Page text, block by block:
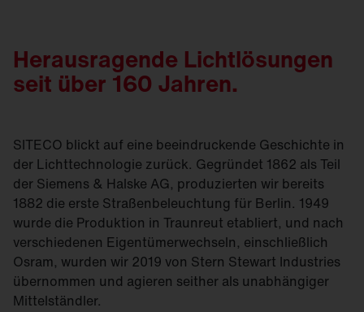
Herausragende Lichtlösungen
seit über 160 Jahren.
SITECO blickt auf eine beeindruckende Geschichte in
der Lichttechnologie zurück. Gegründet 1862 als Teil
der Siemens & Halske AG, produzierten wir bereits
1882 die erste Straßen­beleuchtung für Berlin. 1949
wurde die Produktion in Traunreut etabliert, und nach
verschiedenen Eigentümerwechseln, einschließlich
Osram, wurden wir 2019 von Stern Stewart Industries
übernommen und agieren seither als unabhängiger
Mittelständler.